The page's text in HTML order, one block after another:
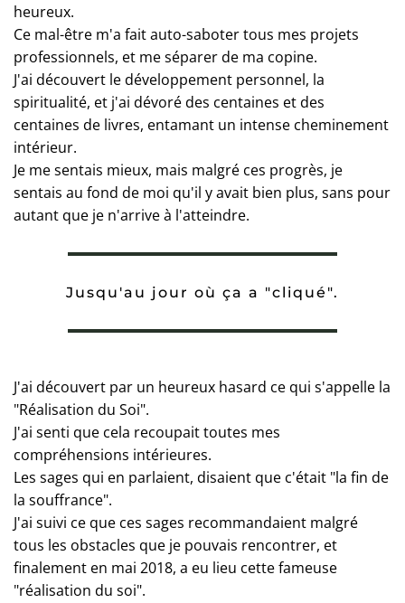
heureux.
Ce mal-être m'a fait auto-saboter tous mes projets
professionnels, et me séparer de ma copine.
J'ai découvert le développement personnel, la
spiritualité, et j'ai dévoré des centaines et des
centaines de livres, entamant un intense cheminement
intérieur.
Je me sentais mieux, mais malgré ces progrès, je
sentais au fond de moi qu'il y avait bien plus, sans pour
autant que je n'arrive à l'atteindre.
Jusqu'au jour où ça a "cliqué".
J'ai découvert par un heureux hasard ce qui s'appelle la
"Réalisation du Soi".
J'ai senti que cela recoupait toutes mes
compréhensions intérieures.
Les sages qui en parlaient, disaient que c'était "la fin de
la souffrance".
J'ai suivi ce que ces sages recommandaient malgré
tous les obstacles que je pouvais rencontrer, et
finalement en mai 2018, a eu lieu cette fameuse
"réalisation du soi".